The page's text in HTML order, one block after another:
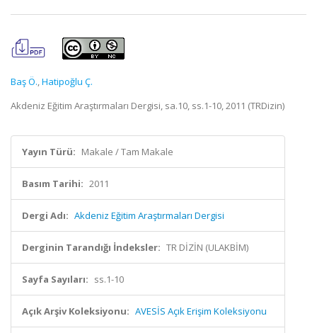
Baş Ö.,Hatipoğlu Ç.
Akdeniz Eğitim Araştırmaları Dergisi, sa.10, ss.1-10, 2011 (TRDizin)
Yayın Türü: Makale / Tam Makale
Basım Tarihi: 2011
Dergi Adı: Akdeniz Eğitim Araştırmaları Dergisi
Derginin Tarandığı İndeksler: TR DİZİN (ULAKBİM)
Sayfa Sayıları: ss.1-10
Açık Arşiv Koleksiyonu: AVESİS Açık Erişim Koleksiyonu